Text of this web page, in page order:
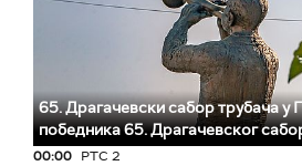
65. Драгачевски сабор трубача у
победника 65. Драгачевског
00:00 РТС 2